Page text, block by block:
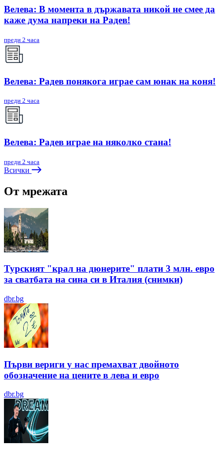
Велева: В момента в държавата никой не смее да
каже дума напреки на Радев!
преди 2 часа
Велева: Радев понякога играе сам юнак на коня!
преди 2 часа
Велева: Радев играе на няколко стана!
преди 2 часа
Всички
От мрежата
Турският "крал на дюнерите" плати 3 млн. евро
за сватбата на сина си в Италия (снимки)
dbr.bg
Първи вериги у нас премахват двойното
обозначение на цените в лева и евро
dbr.bg